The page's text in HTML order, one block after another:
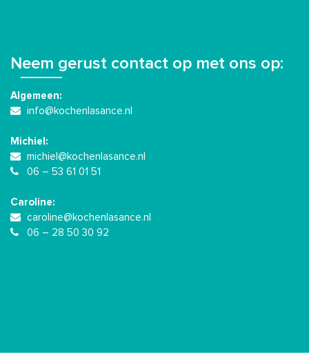
Neem gerust contact op met ons op:
Algemeen:
info@kochenlasance.nl
Michiel:
michiel@kochenlasance.nl
06 – 53 61 01 51
Caroline:
caroline@kochenlasance.nl
06 – 28 50 30 92